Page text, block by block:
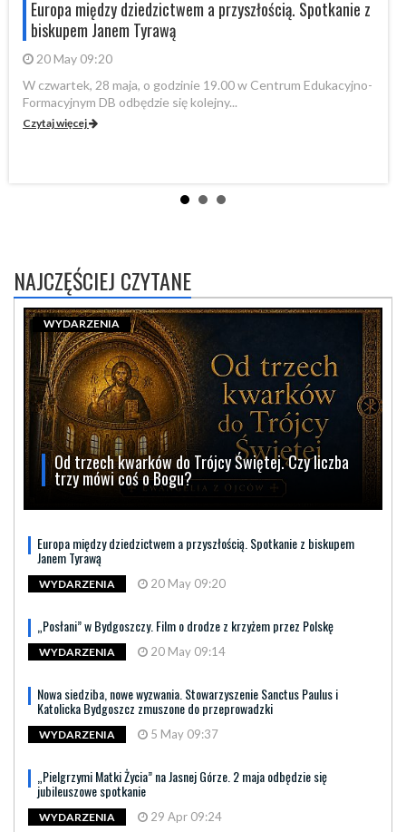
Europa między dziedzictwem a przyszłością. Spotkanie z
biskupem Janem Tyrawą
20 May 09:20
W czwartek, 28 maja, o godzinie 19.00 w Centrum Edukacyjno-
Formacyjnym DB odbędzie się kolejny...
Czytaj więcej
NAJCZĘŚCIEJ CZYTANE
Od trzech kwarków do Trójcy Świętej. Czy liczba
trzy mówi coś o Bogu?
WYDARZENIA
Europa między dziedzictwem a przyszłością. Spotkanie z biskupem
Janem Tyrawą
WYDARZENIA 20 May 09:20
„Posłani” w Bydgoszczy. Film o drodze z krzyżem przez Polskę
WYDARZENIA 20 May 09:14
Nowa siedziba, nowe wyzwania. Stowarzyszenie Sanctus Paulus i
Katolicka Bydgoszcz zmuszone do przeprowadzki
WYDARZENIA 5 May 09:37
„Pielgrzymi Matki Życia” na Jasnej Górze. 2 maja odbędzie się
jubileuszowe spotkanie
WYDARZENIA 29 Apr 09:24